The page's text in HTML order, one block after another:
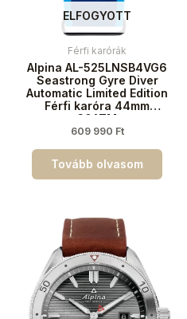
ELFOGYOTT
Férfi karórák
Alpina AL-525LNSB4VG6
Seastrong Gyre Diver
Automatic Limited Edition
Férfi karóra 44mm
30ATM
609 990 Ft
Tovább olvasom